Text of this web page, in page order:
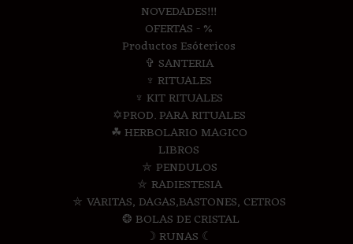
NOVEDADES!!!
OFERTAS - %
Productos Esótericos
✞ SANTERIA
♆ RITUALES
♆ KIT RITUALES
✡PROD. PARA RITUALES
☘ HERBOLARIO MAGICO
LIBROS
⛤ PENDULOS
⛤ RADIESTESIA
⛤ VARITAS, DAGAS,BASTONES, CETROS
❂ BOLAS DE CRISTAL
☽ RUNAS ☾